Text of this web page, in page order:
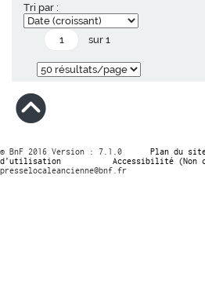
Tri par :
sur 1
© BnF 2016 Version : 7.1.0 Plan du
d’utilisation
Accessibilité (Non
presselocaleancienne@bnf.fr